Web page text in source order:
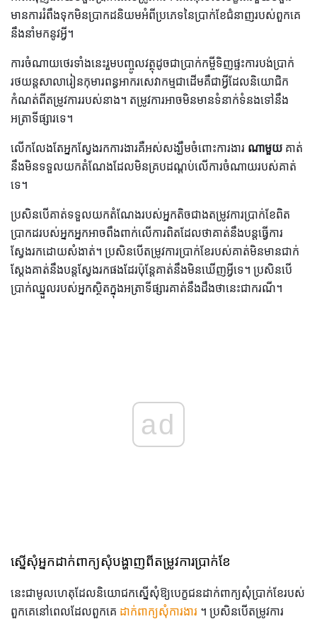
មានការរំពឹងទុកមិនប្រាកដនិយមអំពីប្រភេទនៃប្រាក់ខែជំនាញរបស់ពួកគេ
នឹងនាំមកនូវអ្វី។
ការចំណាយថេរទាំងនេះរួមបញ្ចូលវត្ថុដូចជាប្រាក់កម្ចីទិញផ្ទះការបង់ប្រាក់
រថយន្តសាលារៀនកុមារពន្ធអាករសេវាកម្មជាដើមគឺជាអ្វីដែលនិយោជិក
កំណត់ពីតម្រូវការរបស់នាង។ តម្រូវការអាចមិនមានទំនាក់ទំនងទៅនឹង
អត្រាទីផ្សារទេ។
លើកលែងតែអ្នកស្វែងរកការងារគឺអស់សង្ឃឹមចំពោះការងារ ណាមួយ គាត់
នឹងមិនទទួលយកតំណែងដែលមិនគ្របដណ្តប់លើការចំណាយរបស់គាត់
ទេ។
ប្រសិនបើគាត់ទទួលយកតំណែងរបស់អ្នកតិចជាងតម្រូវការប្រាក់ខែពិត
ប្រាកដរបស់អ្នកអ្នកអាចពឹងពាក់លើការពិតដែលថាគាត់នឹងបន្តធ្វើការ
ស្វែងរកដោយសំងាត់។ ប្រសិនបើតម្រូវការប្រាក់ខែរបស់គាត់មិនមានជាក់
ស្តែងគាត់នឹងបន្តស្វែងរកផងដែរប៉ុន្តែគាត់នឹងមិនឃើញអ្វីទេ។ ប្រសិនបើ
ប្រាក់ឈ្នួលរបស់អ្នកស្ថិតក្នុងអត្រាទីផ្សារគាត់នឹងដឹងថានេះជាករណី។
ad
ស្នើសុំអ្នកដាក់ពាក្យសុំបង្ហាញពីតម្រូវការប្រាក់ខែ
នេះជាមូលហេតុដែលនិយោជកស្នើសុំឱ្យបេក្ខជនដាក់ពាក្យសុំប្រាក់ខែរបស់
ពួកគេនៅពេលដែលពួកគេ ដាក់ពាក្យសុំការងារ ។ ប្រសិនបើតម្រូវការ